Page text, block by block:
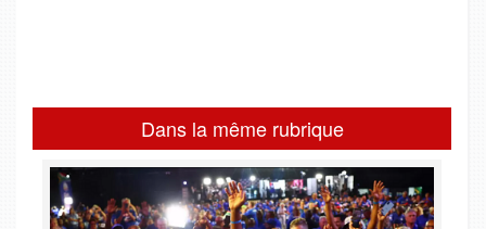
Dans la même rubrique